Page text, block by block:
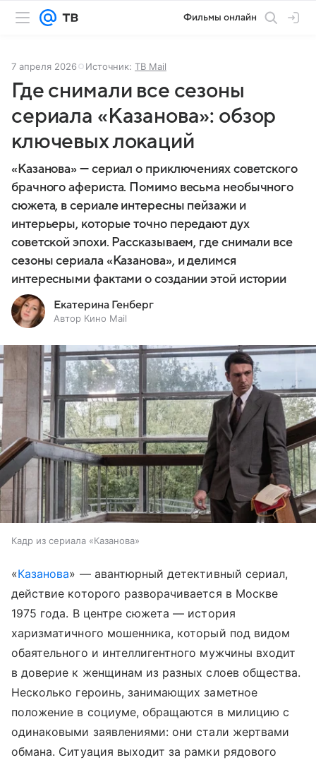
Фильмы онлайн
7 апреля 2026 Источник: ТВ Mail
Где снимали все сезоны
сериала «Казанова»: обзор
ключевых локаций
«Казанова» — сериал о приключениях советского
брачного афериста. Помимо весьма необычного
сюжета, в сериале интересны пейзажи и
интерьеры, которые точно передают дух
советской эпохи. Рассказываем, где снимали все
сезоны сериала «Казанова», и делимся
интересными фактами о создании этой истории
Екатерина Генберг
Автор Кино Mail
Кадр из сериала «Казанова»
«Казанова» — авантюрный детективный сериал,
действие которого разворачивается в Москве
1975 года. В центре сюжета — история
харизматичного мошенника, который под видом
обаятельного и интеллигентного мужчины входит
в доверие к женщинам из разных слоев общества.
Несколько героинь, занимающих заметное
положение в социуме, обращаются в милицию с
одинаковыми заявлениями: они стали жертвами
обмана. Ситуация выходит за рамки рядового